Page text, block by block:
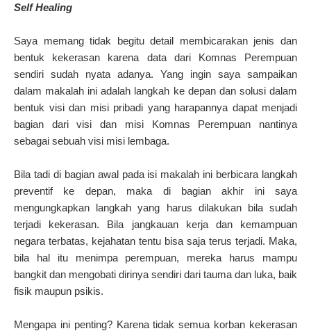
Self Healing
Saya memang tidak begitu detail membicarakan jenis dan
bentuk kekerasan karena data dari Komnas Perempuan
sendiri sudah nyata adanya. Yang ingin saya sampaikan
dalam makalah ini adalah langkah ke depan dan solusi dalam
bentuk visi dan misi pribadi yang harapannya dapat menjadi
bagian dari visi dan misi Komnas Perempuan nantinya
sebagai sebuah visi misi lembaga.
Bila tadi di bagian awal pada isi makalah ini berbicara langkah
preventif ke depan, maka di bagian akhir ini saya
mengungkapkan langkah yang harus dilakukan bila sudah
terjadi kekerasan. Bila jangkauan kerja dan kemampuan
negara terbatas, kejahatan tentu bisa saja terus terjadi. Maka,
bila hal itu menimpa perempuan, mereka harus mampu
bangkit dan mengobati dirinya sendiri dari tauma dan luka, baik
fisik maupun psikis.
Mengapa ini penting? Karena tidak semua korban kekerasan